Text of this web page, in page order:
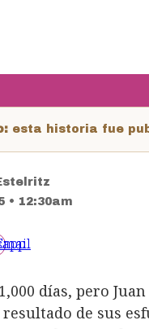
esta historia fue
• 12:30am
días, pero
de sus